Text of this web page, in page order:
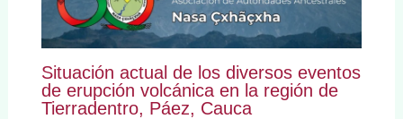
Situación actual de los diversos eventos
de erupción volcánica en la región de
Tierradentro, Páez, Cauca